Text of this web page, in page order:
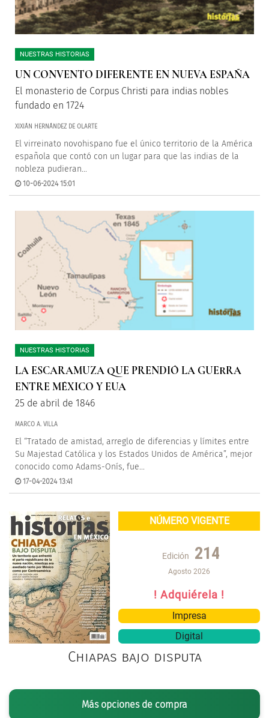
NUESTRAS HISTORIAS
UN CONVENTO DIFERENTE EN NUEVA ESPAÑA
El monasterio de Corpus Christi para indias nobles
fundado en 1724
XIXIÁN HERNÁNDEZ DE OLARTE
El virreinato novohispano fue el único territorio de la América
española que contó con un lugar para que las indias de la
nobleza pudieran...
10-06-2024 15:01
NUESTRAS HISTORIAS
LA ESCARAMUZA QUE PRENDIÓ LA GUERRA
ENTRE MÉXICO Y EUA
25 de abril de 1846
MARCO A. VILLA
El “Tratado de amistad, arreglo de diferencias y límites entre
Su Majestad Católica y los Estados Unidos de América”, mejor
conocido como Adams-Onís, fue...
17-04-2024 13:41
NÚMERO VIGENTE
Edición 214
Agosto 2026
! Adquiérela !
Impresa
Digital
Chiapas bajo disputa
Más opciones de compra